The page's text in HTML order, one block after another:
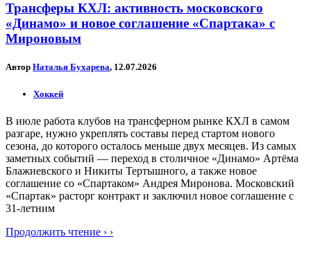
Трансферы КХЛ: активность московского
«Динамо» и новое соглашение «Спартака» с
Мироновым
Автор Наталья Бухарева, 12.07.2026
Хоккей
В июле работа клубов на трансферном рынке КХЛ в самом
разгаре, нужно укреплять составы перед стартом нового
сезона, до которого осталось меньше двух месяцев. Из самых
заметных событий — переход в столичное «Динамо» Артёма
Блажиевского и Никиты Тертышного, а также новое
соглашение со «Спартаком» Андрея Миронова. Московский
«Спартак» расторг контракт и заключил новое соглашение с
31-летним
Продолжить чтение › ›